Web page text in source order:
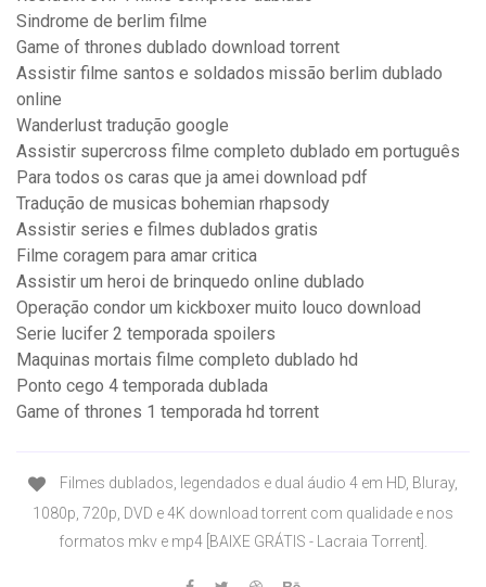
Sindrome de berlim filme
Game of thrones dublado download torrent
Assistir filme santos e soldados missão berlim dublado
online
Wanderlust tradução google
Assistir supercross filme completo dublado em português
Para todos os caras que ja amei download pdf
Tradução de musicas bohemian rhapsody
Assistir series e filmes dublados gratis
Filme coragem para amar critica
Assistir um heroi de brinquedo online dublado
Operação condor um kickboxer muito louco download
Serie lucifer 2 temporada spoilers
Maquinas mortais filme completo dublado hd
Ponto cego 4 temporada dublada
Game of thrones 1 temporada hd torrent
Filmes dublados, legendados e dual áudio 4 em HD, Bluray,
1080p, 720p, DVD e 4K download torrent com qualidade e nos
formatos mkv e mp4 [BAIXE GRÁTIS - Lacraia Torrent].